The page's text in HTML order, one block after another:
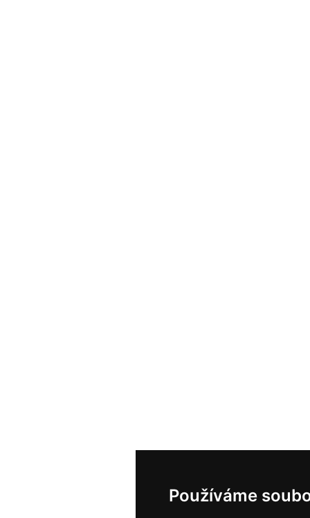
Používáme